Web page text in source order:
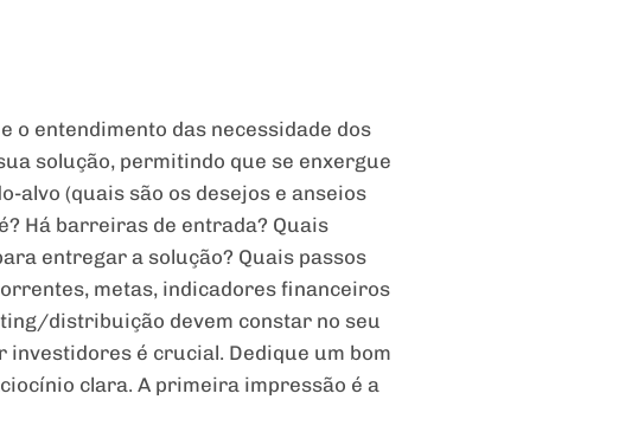
o entendimento das necessidade dos
solução, permitindo que se enxergue
alvo (quais são os desejos e anseios
Há barreiras de entrada? Quais
entregar a solução? Quais passos
metas, indicadores financeiros
distribuição devem constar no seu
investidores é crucial. Dedique um bom
clara. A primeira impressão é a